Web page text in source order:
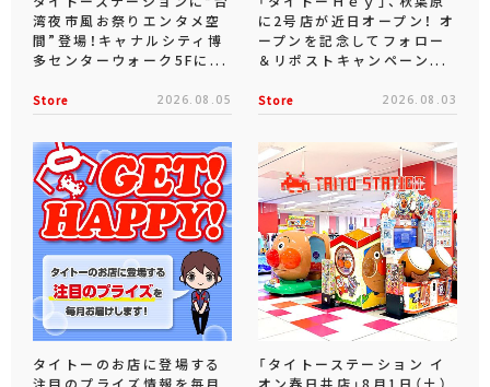
湾夜市風お祭りエンタメ空
間”登場！キャナルシティ博
多センターウォーク5Fに...
Store 2026.08.05
に2号店が近日オープン！ オ
ープンを記念してフォロー
＆リポストキャンペーン...
Store 2026.08.03
タイトーのお店に登場する
「タイトーステーション イ